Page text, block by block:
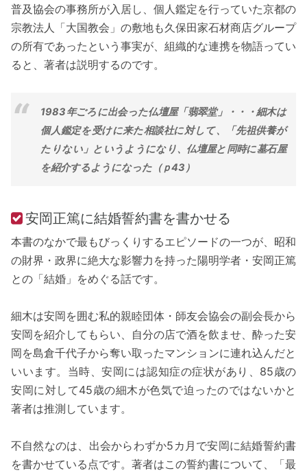
普及協会の事務所が入居し、個人鑑定を行っていた京都の
宗教法人「大国教会」の敷地も久保田家石材商店グループ
の所有であったという事実が、組織的な連携を物語ってい
ると、著者は説明するのです。
1983年ごろに出会った仏壇屋「翡翠堂」・・・細木は
個人鑑定を受けに来た相談社に対して、「先祖供養が
たりない」というようになり、仏壇屋と同時に墓石屋
を紹介するようになった（ｐ43）
安岡正篤に結婚誓約書を書かせる
本書のなかで最もびっくりするエピソードの一つが、昭和
の財界・政界に絶大な影響力を持った陽明学者・安岡正篤
との「結婚」をめぐる話です。
細木は安岡を囲む私的親睦団体・師友会協会の副会長から
安岡を紹介してもらい、自分の店で酒を飲ませ、酔った安
岡を島倉千代子から奪い取ったマンションに連れ込んだと
いいます。当時、安岡には認知症の症状があり、85歳の
安岡に対して45歳の細木が色気で迫ったのではないかと
著者は推測しています。
不自然なのは、出会からわずか5カ月で安岡に結婚誓約書
を書かせている点です。著者はこの誓約書について、「最